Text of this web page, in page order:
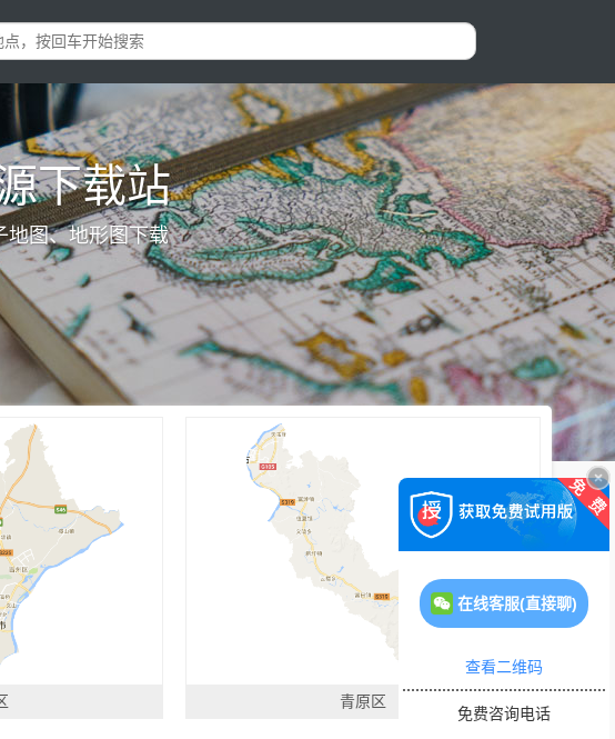
下载站
地图、地形图下载
青原区
在线客服(直接聊)
查看二维码
免费咨询电话